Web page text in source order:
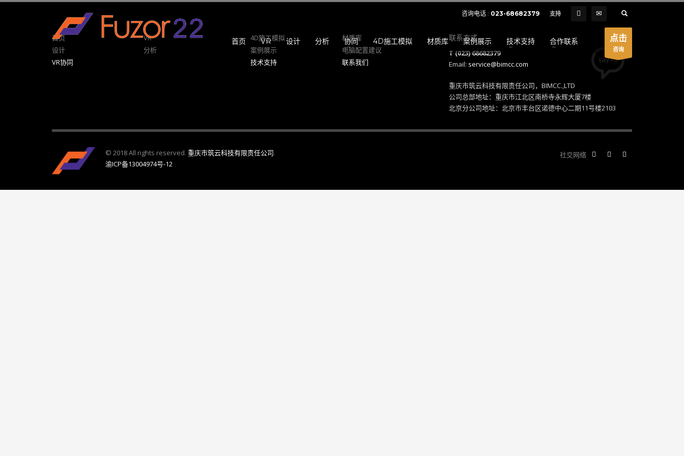
HOW TO SHOP
1 Login or create new account. Review your order. 3 shipment
If you still have problems, please let us know, by sending an email to support@website.com . Thank you!
SHOWROOM HOURS
Sat - 9:00AM-5:00PM
Sundays by appointment only!
咨询电话 : 023-68682379 支持
首页 VR 设计 分析 协同 4D施工模拟 材质库 案例展示 技术支持 合作联系 点击
咨询
首页
VR
设计
分析
VR协同
4D施工模拟
材质库
案例展示
电脑配置建议
技术支持
联系我们
联系方式
T (023) 68682379
Email: service@bimcc.com
重庆市筑云科技有限责任公司，BIMCC.,LTD
公司总部地址：重庆市江北区南桥寺永辉大厦7楼
北京分公司地址：北京市丰台区诺德中心二期11号楼2103
社交网络
© 2018 All rights reserved. 重庆市筑云科技有限责任公司.
渝ICP备13004974号-12